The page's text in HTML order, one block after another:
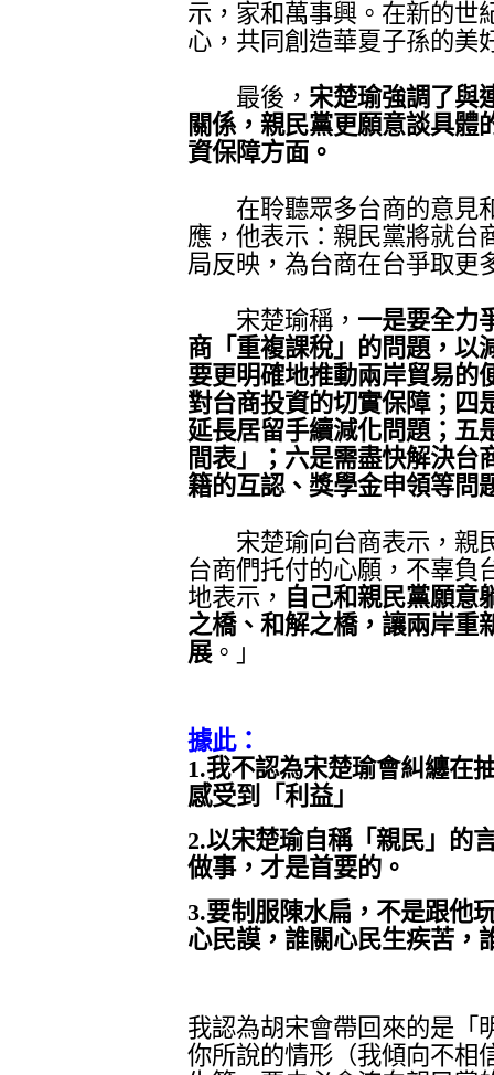
示，家和萬事興。在新的世
心，共同創造華夏子孫的美
最後， 宋楚瑜強調了與
關係，親民黨更願意談具體
資保障方面。
在聆聽眾多台商的意見
應，他表示：親民黨將就台
局反映，為台商在台爭取更
宋楚瑜稱， 一是要全力
商「重複課稅」的問題，以
要更明確地推動兩岸貿易的
對台商投資的切實保障；四
延長居留手續減化問題；五
間表」；六是需盡快解決台
籍的互認、獎學金申領等問
宋楚瑜向台商表示，親
台商們托付的心願，不辜負
地表示， 自己和親民黨願意
之橋、和解之橋，讓兩岸重
展。 」
據此：
1.我不認為宋楚瑜會糾纏在
感受到「利益」
2.以宋楚瑜自稱「親民」的
做事，才是首要的。
3.要制服陳水扁，不是跟他
心民謨，誰關心民生疾苦，
我認為胡宋會帶回來的是「
你所說的情形（我傾向不相